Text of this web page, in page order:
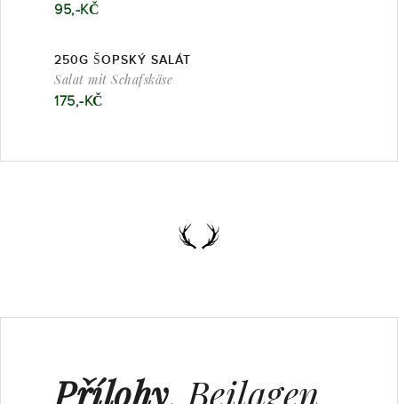
95,-KČ
250G ŠOPSKÝ SALÁT
Salat mit Schafskäse
175,-KČ
Přílohy, Beilagen